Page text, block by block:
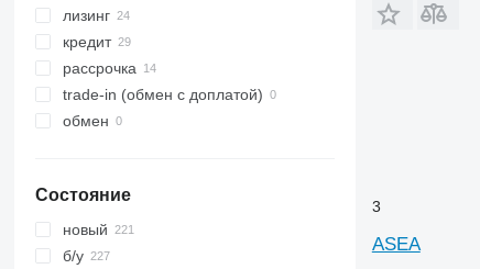
лизинг
кредит
рассрочка
trade-in (обмен с доплатой)
обмен
Состояние
новый
б/у
3
ASEA